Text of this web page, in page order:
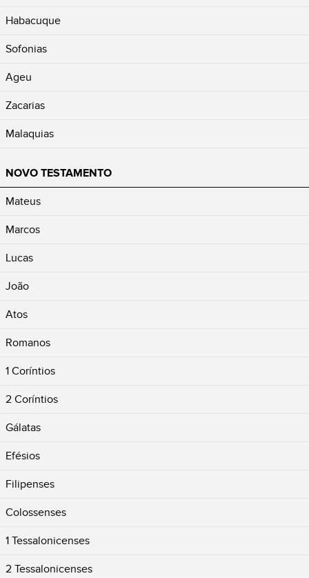
Habacuque
Sofonias
Ageu
Zacarias
Malaquias
NOVO TESTAMENTO
Mateus
Marcos
Lucas
João
Atos
Romanos
1 Coríntios
2 Coríntios
Gálatas
Efésios
Filipenses
Colossenses
1 Tessalonicenses
2 Tessalonicenses